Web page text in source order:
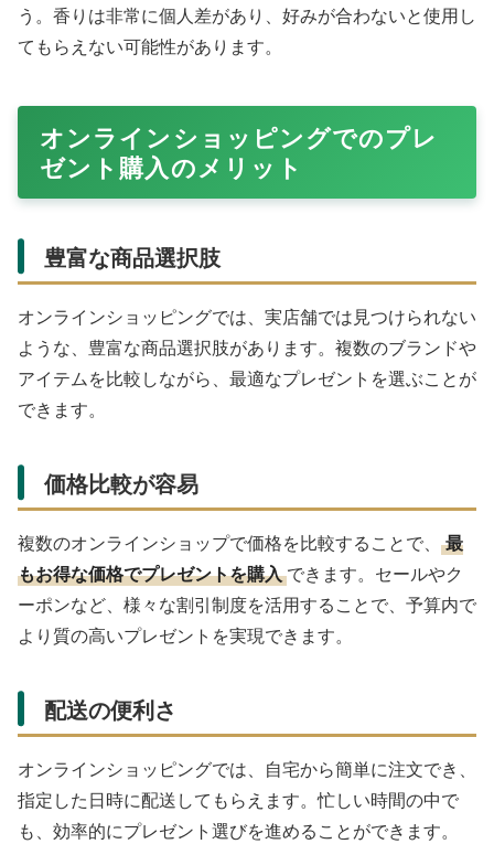
う。香りは非常に個人差があり、好みが合わないと使用し
てもらえない可能性があります。
オンラインショッピングでのプレ
ゼント購入のメリット
豊富な商品選択肢
オンラインショッピングでは、実店舗では見つけられない
ような、豊富な商品選択肢があります。複数のブランドや
アイテムを比較しながら、最適なプレゼントを選ぶことが
できます。
価格比較が容易
複数のオンラインショップで価格を比較することで、
最
もお得な価格でプレゼントを購入 できます。セールやク
ーポンなど、様々な割引制度を活用することで、予算内で
より質の高いプレゼントを実現できます。
配送の便利さ
オンラインショッピングでは、自宅から簡単に注文でき、
指定した日時に配送してもらえます。忙しい時間の中で
も、効率的にプレゼント選びを進めることができます。